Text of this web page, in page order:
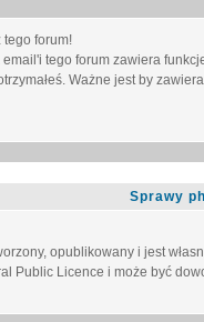
tego forum!
email'i tego forum zawiera
Ważne jest by
Sprawy
opublikowany i jest
Public Licence i może być